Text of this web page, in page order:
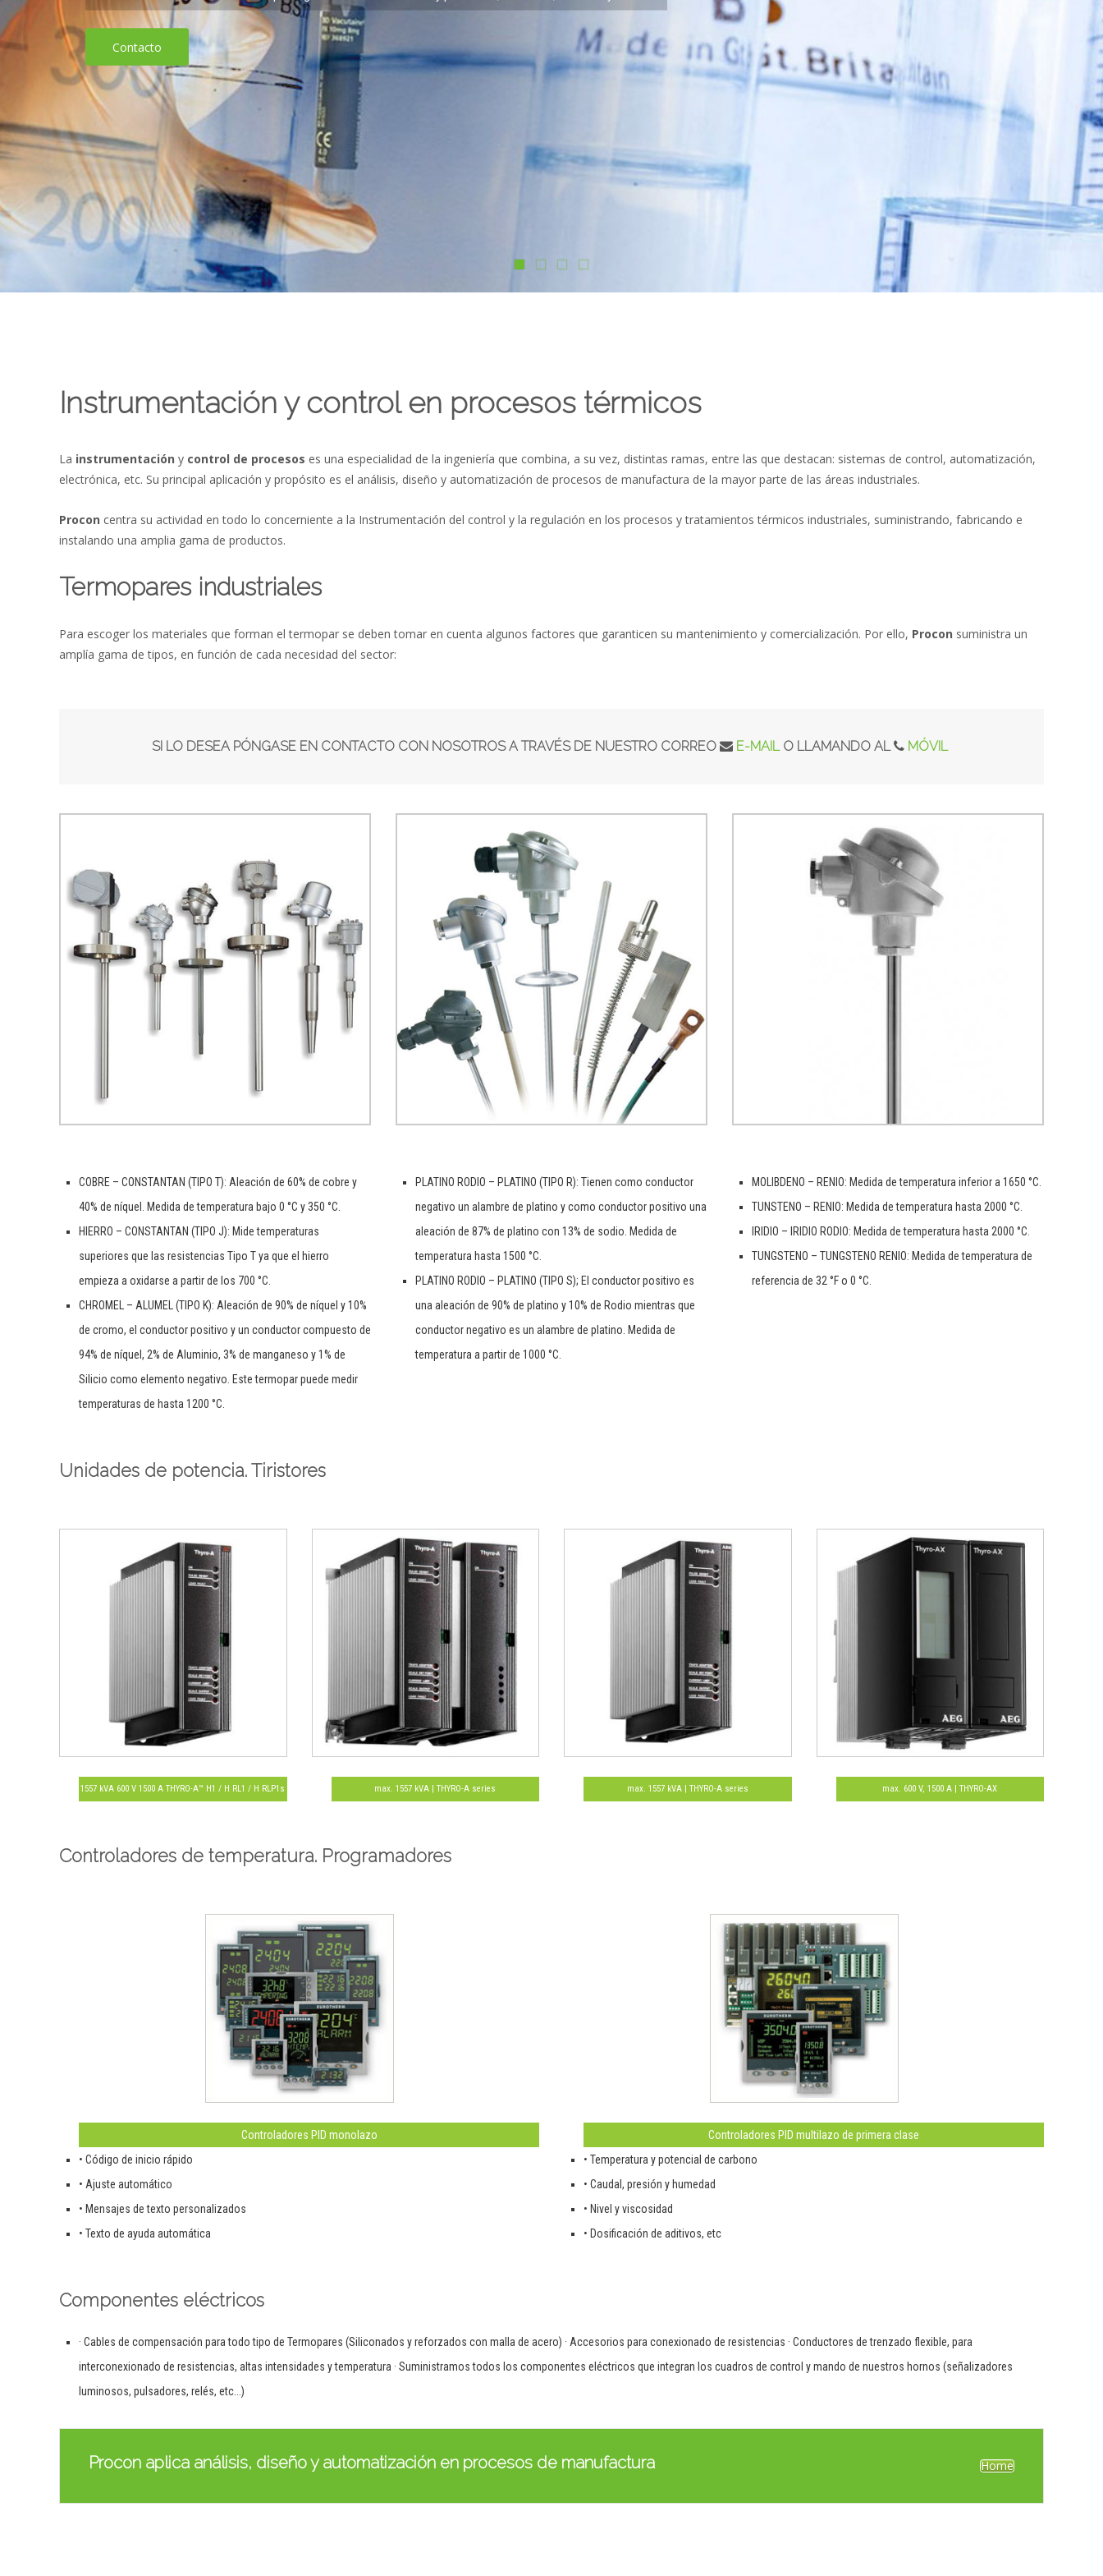
Instrumentación y control en procesos térmicos
La instrumentación y control de procesos es una especialidad de la ingeniería que combina, a su vez, distintas ramas, entre las que destacan: sistemas de control, automatización,
electrónica, etc. Su principal aplicación y propósito es el análisis, diseño y automatización de procesos de manufactura de la mayor parte de las áreas industriales.
Procon centra su actividad en todo lo concerniente a la Instrumentación del control y la regulación en los procesos y tratamientos térmicos industriales, suministrando, fabricando e
instalando una amplia gama de productos.
Termopares industriales
Para escoger los materiales que forman el termopar se deben tomar en cuenta algunos factores que garanticen su mantenimiento y comercialización. Por ello, Procon suministra un
amplía gama de tipos, en función de cada necesidad del sector:
SI LO DESEA PÓNGASE EN CONTACTO CON NOSOTROS A TRAVÉS DE NUESTRO CORREO E-MAIL O LLAMANDO AL MÓVIL
COBRE – CONSTANTAN (TIPO T): Aleación de 60% de cobre y
40% de níquel. Medida de temperatura bajo 0 °C y 350 °C.
HIERRO – CONSTANTAN (TIPO J): Mide temperaturas
superiores que las resistencias Tipo T ya que el hierro
empieza a oxidarse a partir de los 700 °C.
CHROMEL – ALUMEL (TIPO K): Aleación de 90% de níquel y 10%
de cromo, el conductor positivo y un conductor compuesto de
94% de níquel, 2% de Aluminio, 3% de manganeso y 1% de
Silicio como elemento negativo. Este termopar puede medir
temperaturas de hasta 1200 °C.
PLATINO RODIO – PLATINO (TIPO R): Tienen como conductor
negativo un alambre de platino y como conductor positivo una
aleación de 87% de platino con 13% de sodio. Medida de
temperatura hasta 1500 °C.
PLATINO RODIO – PLATINO (TIPO S); El conductor positivo es
una aleación de 90% de platino y 10% de Rodio mientras que
conductor negativo es un alambre de platino. Medida de
temperatura a partir de 1000 °C.
MOLIBDENO – RENIO: Medida de temperatura inferior a 1650 °C.
TUNSTENO – RENIO: Medida de temperatura hasta 2000 °C.
IRIDIO – IRIDIO RODIO: Medida de temperatura hasta 2000 °C.
TUNGSTENO – TUNGSTENO RENIO: Medida de temperatura de
referencia de 32 °F o 0 °C.
Unidades de potencia. Tiristores
1557 kVA 600 V 1500 A THYRO-A™ H1 / H RL1 / H RLP1s max. 1557 kVA | THYRO-A series max. 1557 kVA | THYRO-A series max. 600 V, 1500 A | THYRO-AX
Controladores de temperatura. Programadores
Controladores PID monolazo
• Código de inicio rápido
• Ajuste automático
• Mensajes de texto personalizados
• Texto de ayuda automática
Controladores PID multilazo de primera clase
• Temperatura y potencial de carbono
• Caudal, presión y humedad
• Nivel y viscosidad
• Dosificación de aditivos, etc
Componentes eléctricos
· Cables de compensación para todo tipo de Termopares (Siliconados y reforzados con malla de acero) · Accesorios para conexionado de resistencias · Conductores de trenzado flexible, para
interconexionado de resistencias, altas intensidades y temperatura · Suministramos todos los componentes eléctricos que integran los cuadros de control y mando de nuestros hornos (señalizadores
luminosos, pulsadores, relés, etc...)
Procon aplica análisis, diseño y automatización en procesos de manufactura Home